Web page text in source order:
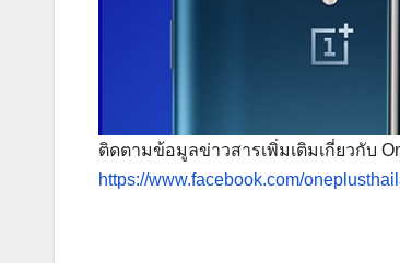
ติดตามข้อมูลข่าวสารเพิ่มเติมเกี่ยวกับ
https://www.facebook.com/